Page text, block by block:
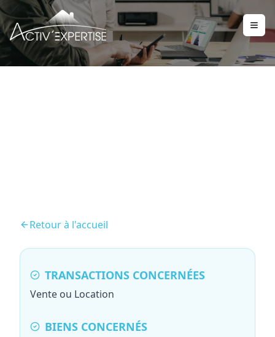
Retour à l'accueil
TRANSACTIONS CONCERNÉES
Vente ou Location
BIENS CONCERNÉS